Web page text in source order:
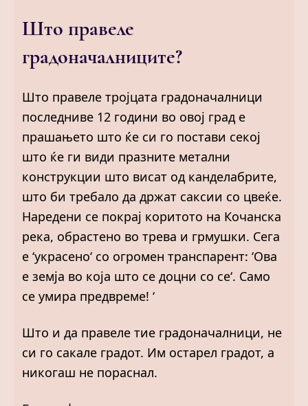
Што правеле
градоначалниците?
Што правеле тројцата градоначалници
последниве 12 години во овој град е
прашањето што ќе си го постави секој
што ќе ги види празните метални
конструкции што висат од канделабрите,
што би требало да држат саксии со цвеќе.
Наредени се покрај коритото на Кочанска
река, обрастено во трева и грмушки. Сега
е ‘украсено‘ со огромен транспарент: ‘Ова
е земја во која што се доцни со се‘. Само
се умира предвреме! ‘
Што и да правеле тие градоначалници, не
си го сакале градот. Им остарел градот, а
никогаш не пораснал.